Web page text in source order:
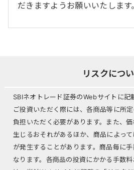
だきますようお願いいたします。
リスクにつ
SBIネオトレード証券のWebサイトに
ご投資いただく際には、各商品等に所
負担いただく必要があります。また、
生じるおそれがあるほか、商品によっ
が発生することがあります。商品毎に
なります。各商品の投資にかかる手数